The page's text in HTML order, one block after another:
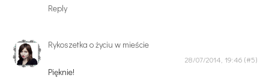
Reply
Rykoszetka o życiu w mieście
28/07/2014, 19:46
Pięknie!